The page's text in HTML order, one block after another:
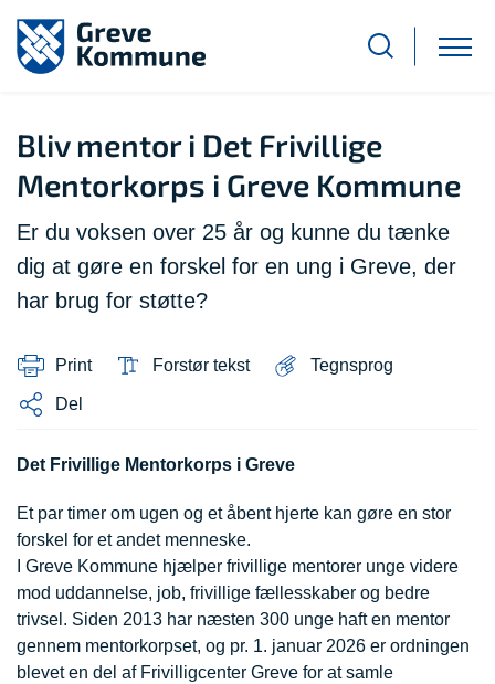
Bliv mentor i Det Frivillige
Mentorkorps i Greve Kommune
Er du voksen over 25 år og kunne du tænke
dig at gøre en forskel for en ung i Greve, der
har brug for støtte?
Print Forstør tekst Tegnsprog
Del
Det Frivillige Mentorkorps i Greve
Et par timer om ugen og et åbent hjerte kan gøre en stor
forskel for et andet menneske.
I Greve Kommune hjælper frivillige mentorer unge videre
mod uddannelse, job, frivillige fællesskaber og bedre
trivsel. Siden 2013 har næsten 300 unge haft en mentor
gennem mentorkorpset, og pr. 1. januar 2026 er ordningen
blevet en del af Frivilligcenter Greve for at samle